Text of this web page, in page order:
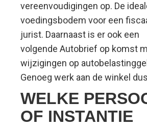
vereenvoudigingen op. De
voedingsbodem voor een
jurist. Daarnaast is er ook een
volgende Autobrief op komst
wijzigingen op
Genoeg werk aan de winkel
WELKE
OF INSTANTIE